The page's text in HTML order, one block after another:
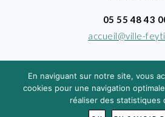
05 55 48 43
accueil@ville-
En naviguant sur notre site, vous
cookies pour une navigation
réaliser des statistiques